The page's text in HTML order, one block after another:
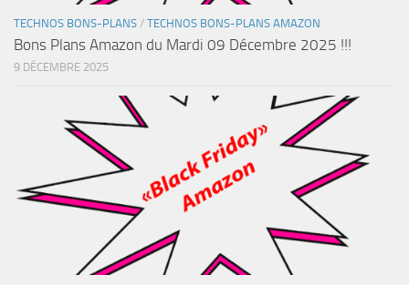
TECHNOS BONS-PLANS / TECHNOS BONS-PLANS AMAZON
Bons Plans Amazon du Mardi 09 Décembre 2025 !!!
9 DÉCEMBRE 2025